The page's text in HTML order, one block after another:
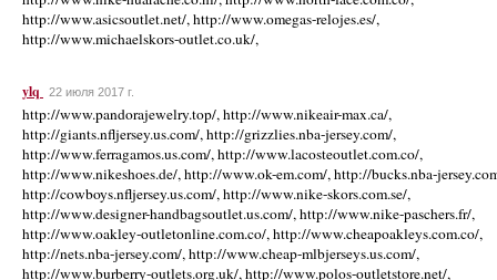
http://www.asicsoutlet.net/, http://www.omegas-relojes.es/,
http://www.michaelskors-outlet.co.uk/,
ylq 22 июля 2017 г.
http://www.pandorajewelry.top/, http://www.nikeair-max.ca/,
http://giants.nfljersey.us.com/, http://grizzlies.nba-jersey.com/,
http://www.ferragamos.us.com/, http://www.lacosteoutlet.com.co/,
http://www.nikeshoes.de/, http://www.ok-em.com/, http://bucks.nba-
http://cowboys.nfljersey.us.com/, http://www.nike-skors.com.se/,
http://www.designer-handbagsoutlet.us.com/, http://www.nike-paschers.fr/,
http://www.oakley-outletonline.com.co/, http://www.cheapoakleys.com.co/,
http://nets.nba-jersey.com/, http://www.cheap-mlbjerseys.us.com/,
http://www.burberry-outlets.org.uk/, http://www.polos-outletstore.net/,